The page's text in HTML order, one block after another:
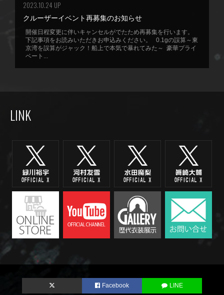
2023.10.24 UP
クルーザーイベント再募集のお知らせ
開催日程変更に伴いキャンセルがでたため再募集を行います。
下記事項をお読みいただきお申込みください。 0.1gの誤算～東
京湾を誤算がジャック！船上で本気で暴れてみた～ 豪華プライ
ベート...
LINK
Facebook LINE